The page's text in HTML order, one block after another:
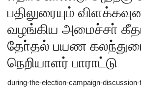
தூத்துக்குடி
Contact
தமிழ்நாடு
பதிலுரையும்
வழங்கிய அமைச்சா்
தோ்தல் பயண
நெறியாளர் பாராட்டு
during-the-election-campaign-